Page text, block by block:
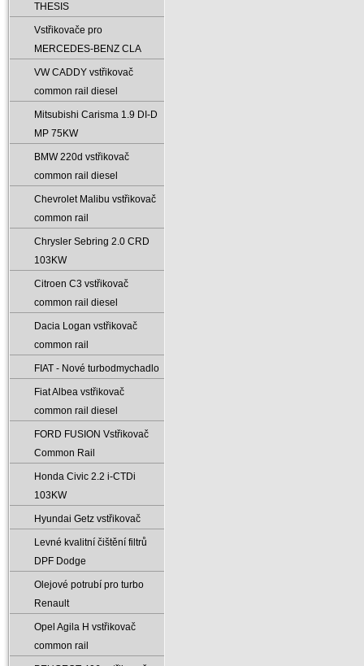
THESIS
Vstřikovače pro
MERCEDES-BENZ CLA
VW CADDY vstřikovač
common rail diesel
Mitsubishi Carisma 1.9 DI-D
MP 75KW
BMW 220d vstřikovač
common rail diesel
Chevrolet Malibu vstřikovač
common rail
Chrysler Sebring 2.0 CRD
103KW
Citroen C3 vstřikovač
common rail diesel
Dacia Logan vstřikovač
common rail
FIAT - Nové turbodmychadlo
Fiat Albea vstřikovač
common rail diesel
FORD FUSION Vstřikovač
Common Rail
Honda Civic 2.2 i-CTDi
103KW
Hyundai Getz vstřikovač
Levné kvalitní čištění filtrů
DPF Dodge
Olejové potrubí pro turbo
Renault
Opel Agila H vstřikovač
common rail